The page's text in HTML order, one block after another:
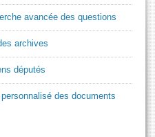
avancée des questions
archives
députés
des documents